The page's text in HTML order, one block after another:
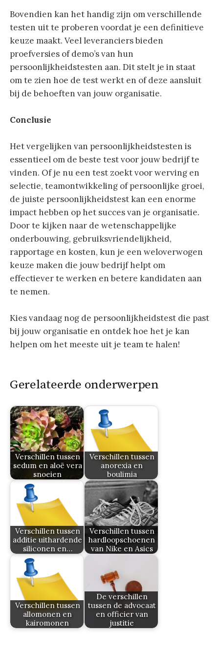
Bovendien kan het handig zijn om verschillende
testen uit te proberen voordat je een definitieve
keuze maakt. Veel leveranciers bieden
proefversies of demo’s van hun
persoonlijkheidstesten aan. Dit stelt je in staat
om te zien hoe de test werkt en of deze aansluit
bij de behoeften van jouw organisatie.
Conclusie
Het vergelijken van persoonlijkheidstesten is
essentieel om de beste test voor jouw bedrijf te
vinden. Of je nu een test zoekt voor werving en
selectie, teamontwikkeling of persoonlijke groei,
de juiste persoonlijkheidstest kan een enorme
impact hebben op het succes van je organisatie.
Door te kijken naar de wetenschappelijke
onderbouwing, gebruiksvriendelijkheid,
rapportage en kosten, kun je een weloverwogen
keuze maken die jouw bedrijf helpt om
effectiever te werken en betere kandidaten aan
te nemen.
Kies vandaag nog de persoonlijkheidstest die past
bij jouw organisatie en ontdek hoe het je kan
helpen om het meeste uit je team te halen!
Gerelateerde onderwerpen
Verschillen tussen
sedum en aloë vera
snoeien
Verschillen tussen
anorexia en
boulimia
Verschillen tussen
additie uithardende
siliconen en…
Verschillen tussen
hardloopschoenen
van Nike en Asics
Verschillen tussen
allomonen en
kairomonen
De verschillen
tussen de advocaat
en officier van
justitie